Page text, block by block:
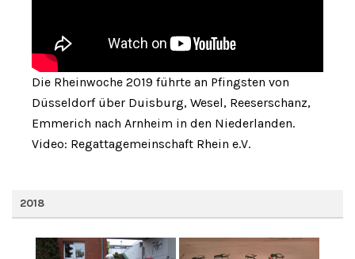
Die Rheinwoche 2019 führte an Pfingsten von
Düsseldorf über Duisburg, Wesel, Reeserschanz,
Emmerich nach Arnheim in den Niederlanden.
Video: Regattagemeinschaft Rhein e.V.
2018